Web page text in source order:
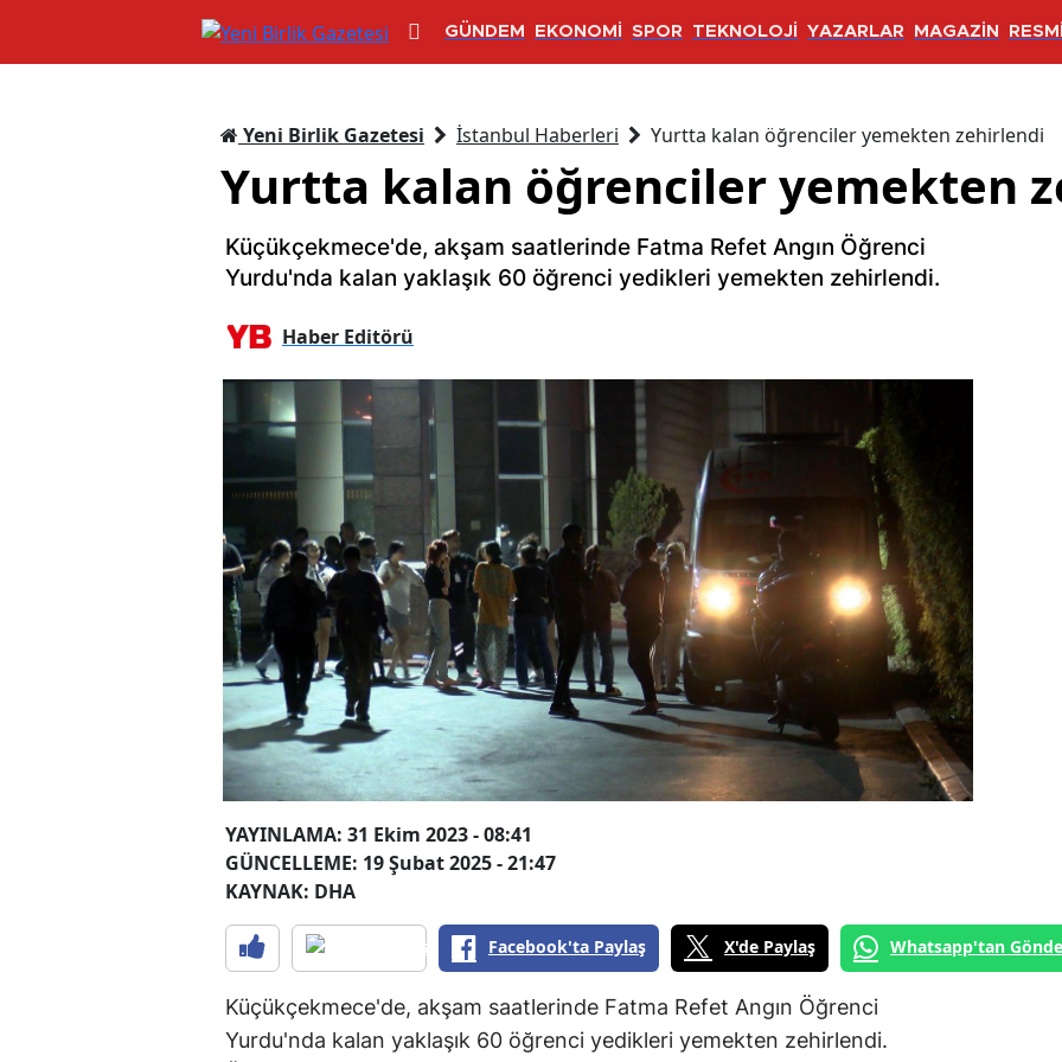
GÜNDEM EKONOMİ SPOR TEKNOLOJİ YAZARLAR MAGAZİN
Yeni Birlik Gazetesi İstanbul Haberleri Yurtta kalan öğrenciler yemekten zehirlendi
Yurtta kalan öğrenciler yemekten
Küçükçekmece'de, akşam saatlerinde Fatma Refet Angın Öğrenci
Yurdu'nda kalan yaklaşık 60 öğrenci yedikleri yemekten zehirlendi.
Haber Editörü
YAYINLAMA: 31 Ekim 2023 - 08:41
GÜNCELLEME: 19 Şubat 2025 - 21:47
KAYNAK: DHA
Facebook'ta Paylaş X'de Paylaş Whatsapp'tan
Küçükçekmece'de, akşam saatlerinde Fatma Refet Angın Öğrenci
Yurdu'nda kalan yaklaşık 60 öğrenci yedikleri yemekten zehirlendi.